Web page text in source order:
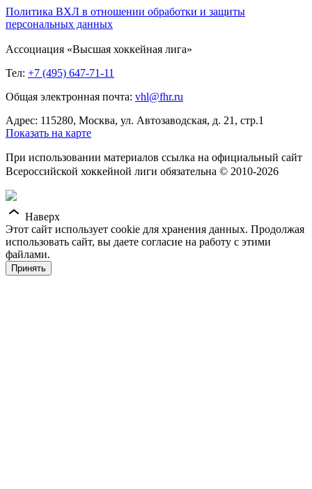
Политика ВХЛ в отношении обработки и защиты
персональных данных
Ассоциация «Высшая хоккейная лига»
Тел: +7 (495) 647-71-11
Общая электронная почта: vhl@fhr.ru
Адрес: 115280, Москва, ул. Автозаводская, д. 21, стр.1
Показать на карте
При использовании материалов ссылка на официальный сайт
Всероссийской хоккейной лиги обязательна © 2010-2026
Наверх
Этот сайт использует cookie для хранения данных. Продолжая
использовать сайт, вы даете согласие на работу с этими
файлами.
Принять